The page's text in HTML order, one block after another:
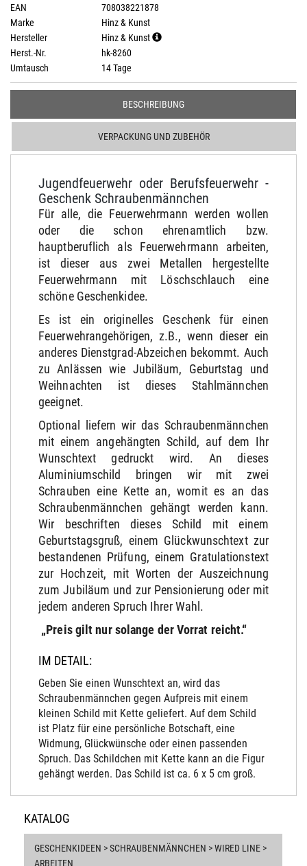
EAN
708038221878
Marke
Hinz & Kunst
Hersteller
Hinz & Kunst
Herst.-Nr.
hk-8260
Umtausch
14 Tage
BESCHREIBUNG
VERPACKUNG UND ZUBEHÖR
Jugendfeuerwehr oder Berufsfeuerwehr -
Geschenk Schraubenmännchen
Für alle, die Feuerwehrmann werden wollen
oder die schon ehrenamtlich bzw.
hauptberuflich als Feuerwehrmann arbeiten,
ist dieser aus zwei Metallen hergestellte
Feuerwehrmann mit Löschschlauch eine
schöne Geschenkidee.
Es ist ein originelles Geschenk für einen
Feuerwehrangehörigen, z.B., wenn dieser ein
anderes Dienstgrad-Abzeichen bekommt. Auch
zu Anlässen wie Jubiläum, Geburtstag und
Weihnachten ist dieses Stahlmännchen
geeignet.
Optional liefern wir das Schraubenmännchen
mit einem angehängten Schild, auf dem Ihr
Wunschtext gedruckt wird. An dieses
Aluminiumschild bringen wir mit zwei
Schrauben eine Kette an, womit es an das
Schraubenmännchen gehängt werden kann.
Wir beschriften dieses Schild mit einem
Geburtstagsgruß, einem Glückwunschtext zur
bestandenen Prüfung, einem Gratulationstext
zur Hochzeit, mit Worten der Auszeichnung
zum Jubiläum und zur Pensionierung oder mit
jedem anderen Spruch Ihrer Wahl.
„Preis gilt nur solange der Vorrat reicht.“
IM DETAIL:
Geben Sie einen Wunschtext an, wird das
Schraubenmännchen gegen Aufpreis mit einem
kleinen Schild mit Kette geliefert. Auf dem Schild
ist Platz für eine persönliche Botschaft, eine
Widmung, Glückwünsche oder einen passenden
Spruch. Das Schildchen mit Kette kann an die Figur
gehängt werden. Das Schild ist ca. 6 x 5 cm groß.
KATALOG
GESCHENKIDEEN > SCHRAUBENMÄNNCHEN > WIRED LINE >
ARBEITEN